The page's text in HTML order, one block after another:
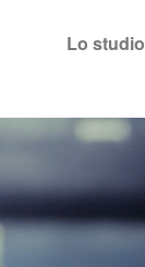
Lo studio